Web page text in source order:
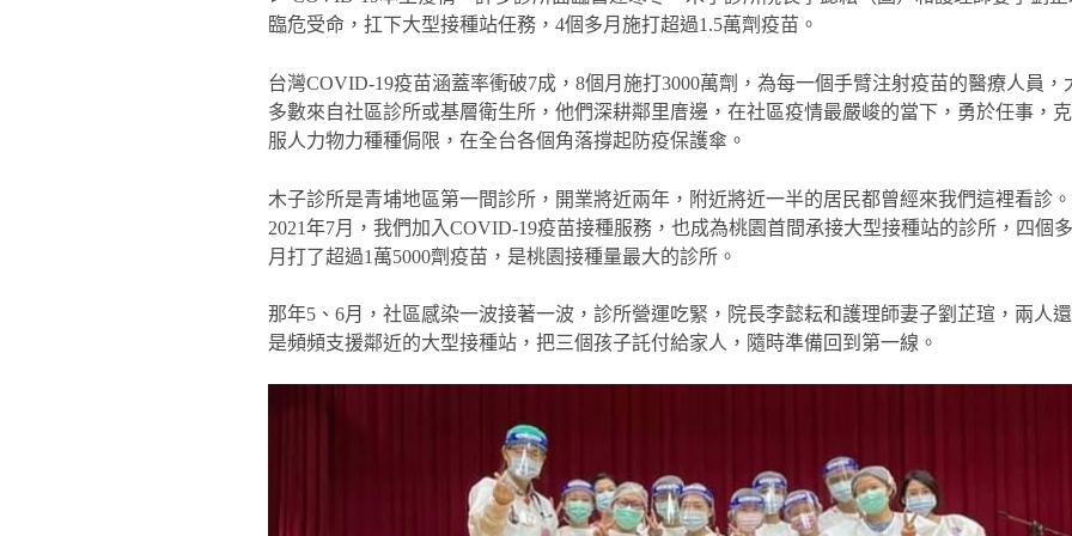
臨危受命，扛下大型接種站任務，4個多月施打超過1.5萬劑疫苗。
台灣COVID-19疫苗涵蓋率衝破7成，8個月施打3000萬劑，為每一個手臂注射疫苗的醫療人員，
多數來自社區診所或基層衛生所，他們深耕鄰里庴邊，在社區疫情最嚴峻的當下，勇於任事，克
服人力物力種種侷限，在全台各個角落撐起防疫保護傘。
木子診所是青埔地區第一間診所，開業將近兩年，附近將近一半的居民都曾經來我們這裡看診。
2021年7月，我們加入COVID-19疫苗接種服務，也成為桃園首間承接大型接種站的診所，四個多
月打了超過1萬5000劑疫苗，是桃園接種量最大的診所。
那年5、6月，社區感染一波接著一波，診所營運吃緊，院長李懿耘和護理師妻子劉芷瑄，兩人還
是頻頻支援鄰近的大型接種站，把三個孩子託付給家人，隨時準備回到第一線。